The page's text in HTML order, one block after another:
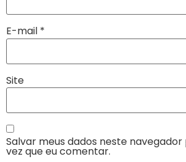
E-mail *
Site
Salvar meus dados neste
vez que eu comentar.